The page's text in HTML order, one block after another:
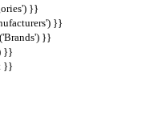
}}
}}
}}
}}
}}